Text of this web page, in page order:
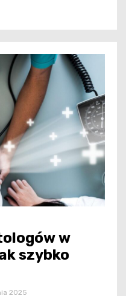
w
szybko
2025